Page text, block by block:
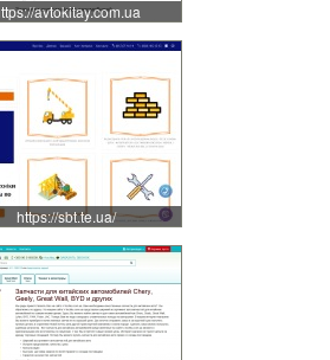
avtokitay.com.ua
https://sbt.te.ua/